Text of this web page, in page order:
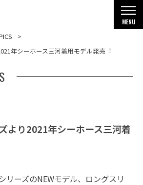
MENU
年シーホース三河着⽤モデル発売︕
より2021年シーホース三河着
リーズのNEWモデル、ロングスリ